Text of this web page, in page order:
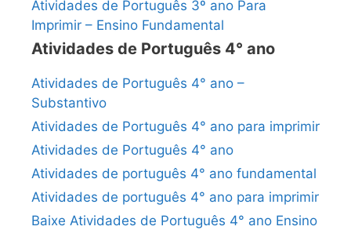
Atividades de Português 3º ano Para
Imprimir – Ensino Fundamental
Atividades de Português 4° ano
Atividades de Português 4° ano –
Substantivo
Atividades de Português 4° ano para imprimir
Atividades de Português 4° ano
Atividades de português 4° ano fundamental
Atividades de português 4° ano para imprimir
Baixe Atividades de Português 4° ano Ensino